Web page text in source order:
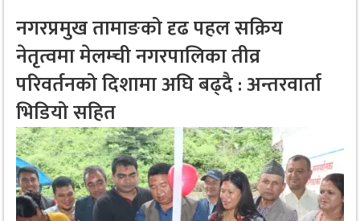
नगरप्रमुख तामाङको दृढ पहल सक्रिय
नेतृत्वमा मेलम्ची नगरपालिका तीव्र
परिवर्तनको दिशामा अघि बढ्दै : अन्तरवार्ता
भिडियो सहित